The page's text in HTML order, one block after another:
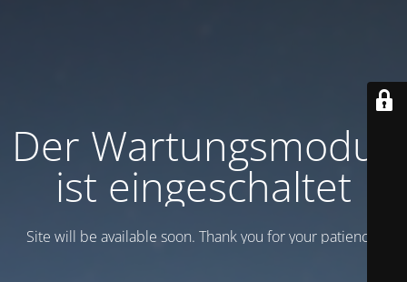
Der Wartungsmodus
ist eingeschaltet
Site will be available soon. Thank you for your patience!